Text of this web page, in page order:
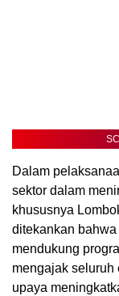
Dalam
sektor dalam
khususnya
ditekankan
mendukung
mengajak seluruh
upaya